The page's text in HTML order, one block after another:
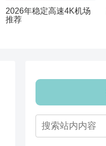
2026年稳定高速4K机场
推荐